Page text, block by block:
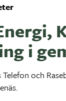
i
Telefon och